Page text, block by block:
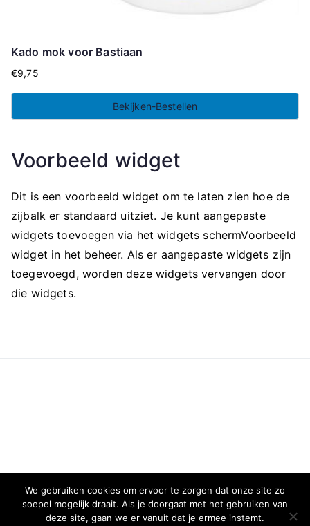
Kado mok voor Bastiaan
€9,75
Bekijken-Bestellen
Voorbeeld widget
Dit is een voorbeeld widget om te laten zien hoe de
zijbalk er standaard uitziet. Je kunt aangepaste
widgets toevoegen via het widgets schermVoorbeeld
widget in het beheer. Als er aangepaste widgets zijn
toegevoegd, worden deze widgets vervangen door
die widgets.
We gebruiken cookies om ervoor te zorgen dat onze site zo
soepel mogelijk draait. Als je doorgaat met het gebruiken van
deze site, gaan we er vanuit dat je ermee instemt.